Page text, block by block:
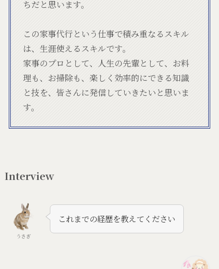
ちだと思います。
この家事代行という仕事で積み重なるスキル
は、生涯使えるスキルです。
家事のプロとして、人生の先輩として、お料
理も、お掃除も、楽しく効率的にできる知識
と技を、皆さんに発信していきたいと思いま
す。
Interview
うさぎ
これまでの経歴を教えてください